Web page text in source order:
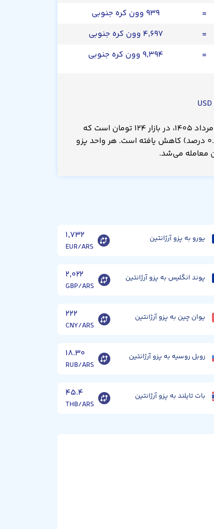
=
۹۳۹ وون کره جنوبی
=
۴,۶۹۷ وون کره جنوبی
= ۹,۳۹۴ وون کره جنوبی
قیمت پزو آرژانتین امروز شنبه ۱۷ مرداد ۱۴۰۵، در بازار ۱۲۴ تومان است که
نسبت به دیروز ۱.۰۰۰ تومان(۰.۸۰۰ درصد) کاهش یافته است. هر واحد پزو
یورو به پزو آرژانتین ۱,۷۳۲
EUR/ARS
پوند انگلیس به پزو آرژانتین ۲,۰۲۲
GBP/ARS
یوان چین به پزو آرژانتین ۲۲۲
CNY/ARS
روبل روسیه به پزو آرژانتین ۱۸.۳۰
RUB/ARS
بات تایلند به پزو آرژانتین ۴۵.۴
THB/ARS